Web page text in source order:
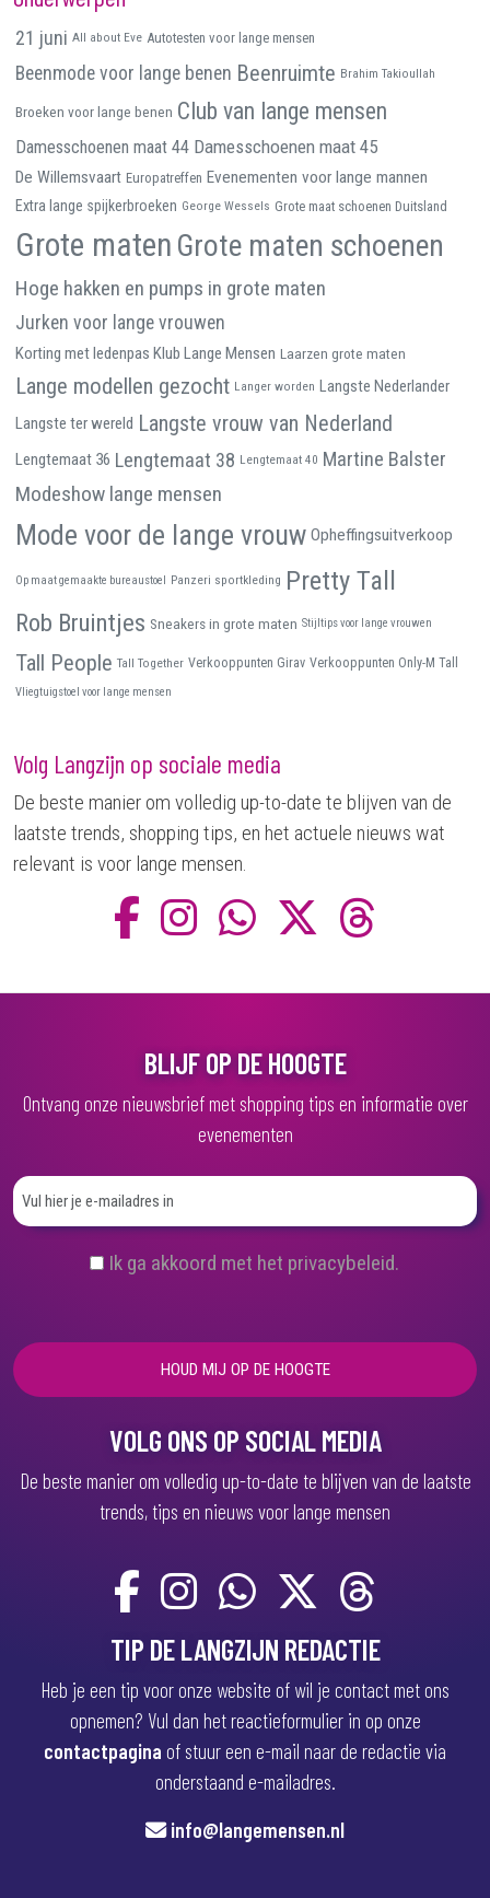
21 juni All about Eve Autotesten voor lange mensen
Beenmode voor lange benen Beenruimte Brahim Takioullah
Broeken voor lange benen Club van lange mensen
Damesschoenen maat 44 Damesschoenen maat 45
De Willemsvaart Europatreffen Evenementen voor lange mannen
Extra lange spijkerbroeken George Wessels Grote maat schoenen Duitsland
Grote maten Grote maten schoenen
Hoge hakken en pumps in grote maten
Jurken voor lange vrouwen
Korting met ledenpas Klub Lange Mensen Laarzen grote maten
Lange modellen gezocht Langer worden Langste Nederlander
Langste ter wereld Langste vrouw van Nederland
Lengtemaat 36 Lengtemaat 38 Lengtemaat 40 Martine Balster
Modeshow lange mensen
Mode voor de lange vrouw Opheffingsuitverkoop
Op maat gemaakte bureaustoel Panzeri sportkleding Pretty Tall
Rob Bruintjes Sneakers in grote maten Stijltips voor lange vrouwen
Tall People Tall Together Verkooppunten Girav Verkooppunten Only-M Tall
Vliegtuigstoel voor lange mensen
Volg Langzijn op sociale media
De beste manier om volledig up-to-date te blijven van de
laatste trends, shopping tips, en het actuele nieuws wat
relevant is voor lange mensen.
BLIJF OP DE HOOGTE
Ontvang onze nieuwsbrief met shopping tips en informatie over
evenementen
(
e
i
Ik ga akkoord met het privacybeleid.
VOLG ONS OP SOCIAL MEDIA
De beste manier om volledig up-to-date te blijven van de laatste
trends, tips en nieuws voor lange mensen
TIP DE LANGZIJN REDACTIE
Heb je een tip voor onze website of wil je contact met ons
opnemen? Vul dan het reactieformulier in op onze
contactpagina of stuur een e-mail naar de redactie via
onderstaand e-mailadres.
info@langemensen.nl